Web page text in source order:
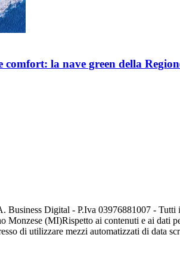
la nave green della
Business Digital - P.Iva 03976881007 -
Monzese (MI)Rispetto ai contenuti e ai dati
di utilizzare mezzi automatizzati di data